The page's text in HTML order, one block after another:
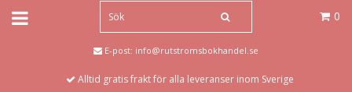
0
E-post: info@rutstromsbokhandel.se
Alltid gratis frakt för alla leveranser inom Sverige